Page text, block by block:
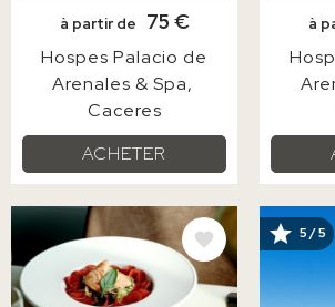
à partir de 75 €
Hospes Palacio de
Arenales & Spa
Caceres
ACHETER
à
IMAGE 5 / 5